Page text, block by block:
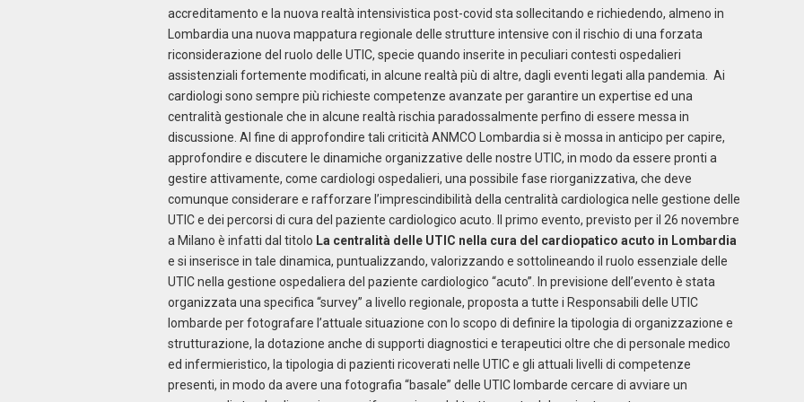
accreditamento e la nuova realtà intensivistica post-covid sta sollecitando e richiedendo, almeno in
Lombardia una nuova mappatura regionale delle strutture intensive con il rischio di una forzata
riconsiderazione del ruolo delle UTIC, specie quando inserite in peculiari contesti ospedalieri
assistenziali fortemente modificati, in alcune realtà più di altre, dagli eventi legati alla pandemia. Ai
cardiologi sono sempre più richieste competenze avanzate per garantire un expertise ed una
centralità gestionale che in alcune realtà rischia paradossalmente perfino di essere messa in
discussione. Al fine di approfondire tali criticità ANMCO Lombardia si è mossa in anticipo per capire,
approfondire e discutere le dinamiche organizzative delle nostre UTIC, in modo da essere pronti a
gestire attivamente, come cardiologi ospedalieri, una possibile fase riorganizzativa, che deve
comunque considerare e rafforzare l’imprescindibilità della centralità cardiologica nelle gestione delle
UTIC e dei percorsi di cura del paziente cardiologico acuto. Il primo evento, previsto per il 26 novembre
a Milano è infatti dal titolo La centralità delle UTIC nella cura del cardiopatico acuto in Lombardia
e si inserisce in tale dinamica, puntualizzando, valorizzando e sottolineando il ruolo essenziale delle
UTIC nella gestione ospedaliera del paziente cardiologico “acuto”. In previsione dell’evento è stata
organizzata una specifica “survey” a livello regionale, proposta a tutte i Responsabili delle UTIC
lombarde per fotografare l’attuale situazione con lo scopo di definire la tipologia di organizzazione e
strutturazione, la dotazione anche di supporti diagnostici e terapeutici oltre che di personale medico
ed infermieristico, la tipologia di pazienti ricoverati nelle UTIC e gli attuali livelli di competenze
presenti, in modo da avere una fotografia “basale” delle UTIC lombarde cercare di avviare un